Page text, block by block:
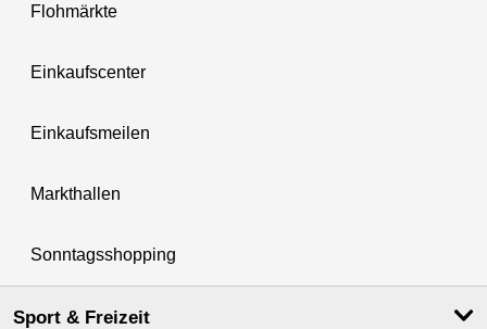
Flohmärkte
Einkaufscenter
Einkaufsmeilen
Markthallen
Sonntagsshopping
Sport & Freizeit